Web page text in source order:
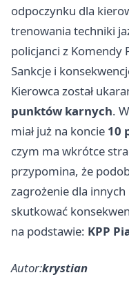
odpoczynku dla
trenowania techniki
policjanci z Komendy
Sankcje i
Kierowca został
punktów karnych.
miał już na koncie 10
czym ma wkrótce
przypomina, że
zagrożenie dla
skutkować
na podstawie: KPP
Autor:krystian